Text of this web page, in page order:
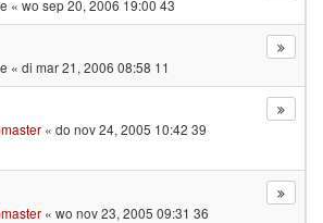
« wo sep 20, 2006 19:00 43
« di mar 21, 2006 08:58 11
« do nov 24, 2005 10:42 39
« wo nov 23, 2005 09:31 36